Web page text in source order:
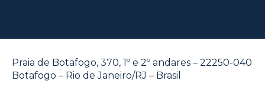
Praia de Botafogo, 370, 1º e 2º andares – 22250-040
Botafogo – Rio de Janeiro/RJ – Brasil